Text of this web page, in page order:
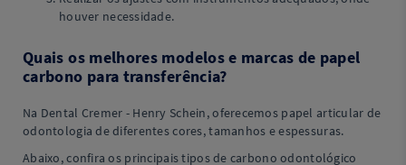
houver necessidade.
Quais os melhores modelos e marcas de papel
carbono para transferência?
Na Dental Cremer - Henry Schein, oferecemos papel articular de
odontologia de diferentes cores, tamanhos e espessuras.
Abaixo, confira os principais tipos de carbono odontológico